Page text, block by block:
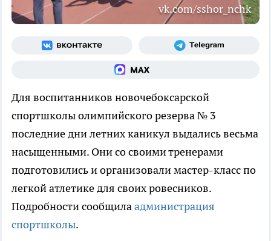
vk.com/sshor_nchk
Для воспитанников новочебоксарской
спортшколы олимпийского резерва № 3
последние дни летних каникул выдались весьма
насыщенными. Они со своими тренерами
подготовились и организовали мастер-класс по
легкой атлетике для своих ровесников.
Подробности сообщилаадминистрация
спортшколы.